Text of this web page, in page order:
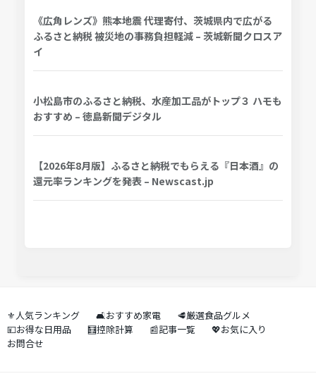
《広角レンズ》熊本地震 代理寄付、茨城県内で広がる
ふるさと納税 被災地の事務負担軽減 – 茨城新聞クロスア
イ
小松島市のふるさと納税、水産加工品がトップ３ ハモも
おすすめ – 徳島新聞デジタル
【2026年8月版】ふるさと納税でもらえる『日本酒』の
還元率ランキングを発表 – Newscast.jp
⚜️人気ランキング 🛋️おすすめ家電
🥩厳選食品グルメ
💴お得な日用品
🧮控除計算 📰記事一覧
💖お気に入り
お問合せ